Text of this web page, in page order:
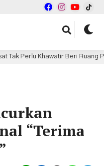
Khawatir Beri Ruang
“Terima